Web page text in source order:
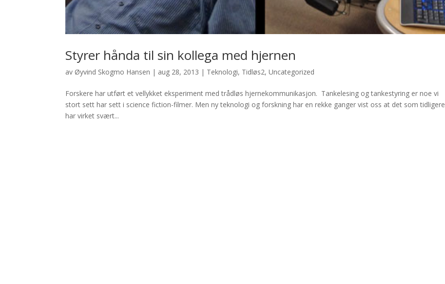
Styrer hånda til sin kollega med hjernen
av Øyvind Skogmo Hansen | aug 28, 2013 | Teknologi, Tidløs2,Uncategorized
Forskere har utført et vellykket eksperiment med trådløs hjernekommunikasjon. Tankelesing og tankestyring er noe vi
stort sett har sett i science fiction-filmer. Men ny teknologi og forskning har en rekke ganger vist oss at det som tidligere
har virket svært...